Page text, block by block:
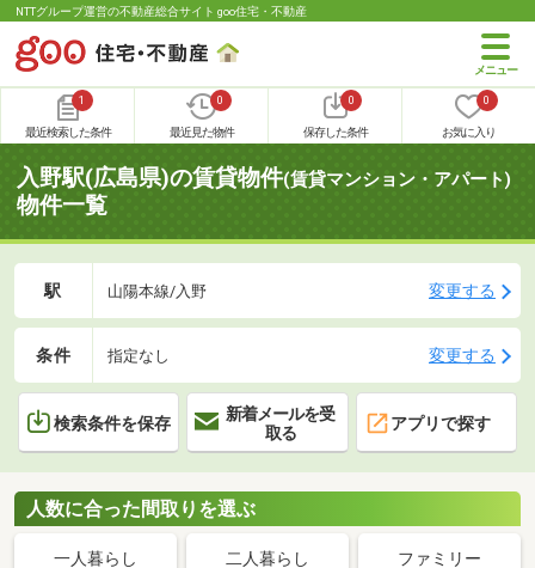
NTTグループ運営の不動産総合サイト goo住宅・不動産
1
最近検索した条件
0
最近見た物件
0
保存した条件
0
お気に入り
入野駅(広島県)の賃貸物件(賃貸マンション・アパート)
物件一覧
駅 山陽本線/入野 変更する
条件 指定なし 変更する
検索条件を保存
新着メールを受
取る
アプリで探す
人数に合った間取りを選ぶ
一人暮らし 二人暮らし ファミリー